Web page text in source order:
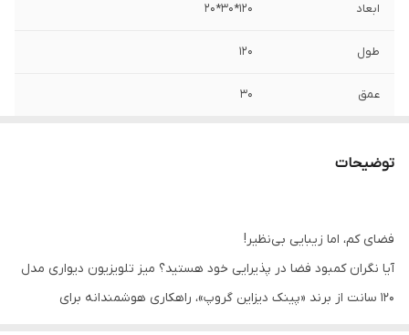
ابعاد 120*30*20
طول 120
عمق 30
توضیحات
فضای کم، اما زیبایی بی‌نظیر!
آیا نگران کمبود فضا در پذیرایی خود هستید؟ میز تلویزیون دیواری مدل
۱۲۰ سانت از برند «پینک دیزاین گروپ»، راهکاری هوشمندانه برای